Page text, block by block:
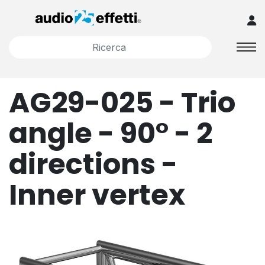
AG29-025 - Trio
angle - 90° - 2
directions -
Inner vertex